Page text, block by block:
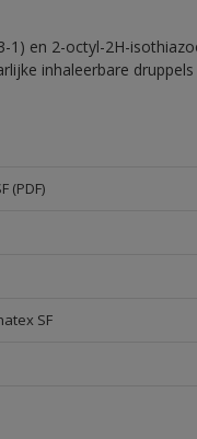
en 2-octyl-2H-
inhaleerbare
(PDF)
SF